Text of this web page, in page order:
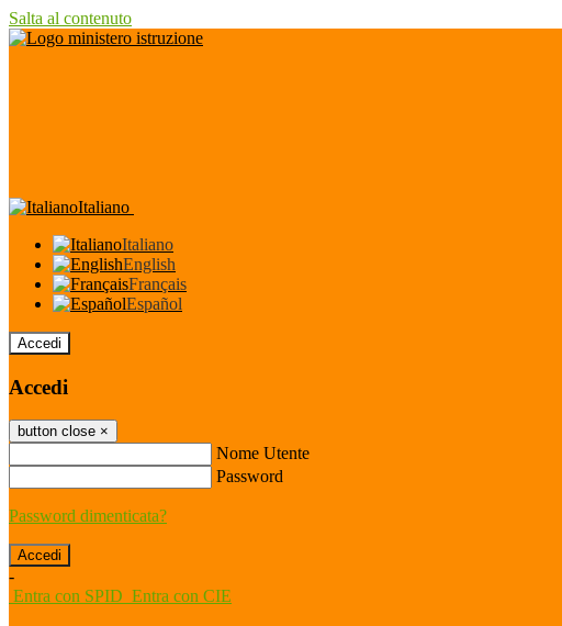
Salta al contenuto
Italiano
Italiano
English
Français
Español
Accedi
Accedi
button close ×
Nome Utente
Password
Password dimenticata?
-
Entra con SPID Entra con CIE